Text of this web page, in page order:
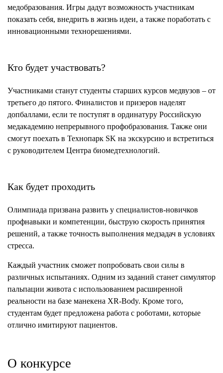
медобразования. Игры дадут возможность участникам
показать себя, внедрить в жизнь идеи, а также поработать с
инновационными технорешениями.
Кто будет участвовать?
Участниками станут студенты старших курсов медвузов – от
третьего до пятого. Финалистов и призеров наделят
допбаллами, если те поступят в ординатуру Российскую
медакадемию непрерывного профобразования. Также они
смогут поехать в Технопарк SK на экскурсию и встретиться
с руководителем Центра биомедтехнологий.
Как будет проходить
Олимпиада призвана развить у специалистов-новичков
профнавыки и компетенции, быструю скорость принятия
решений, а также точность выполнения медзадач в условиях
стресса.
Каждый участник сможет попробовать свои силы в
различных испытаниях. Одним из заданий станет симулятор
пальпации живота с использованием расширенной
реальности на базе манекена XR-Body. Кроме того,
студентам будет предложена работа с роботами, которые
отлично имитируют пациентов.
О конкурсе